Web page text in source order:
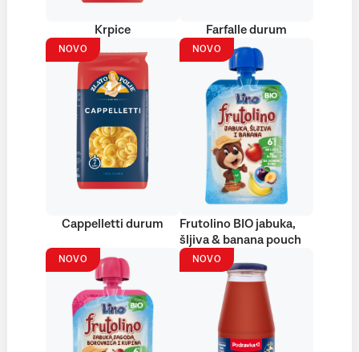
Krpice Farfalle durum
NOVO
Cappelletti durum
NOVO
Frutolino BIO jabuka,
šljiva & banana pouch
NOVO NOVO